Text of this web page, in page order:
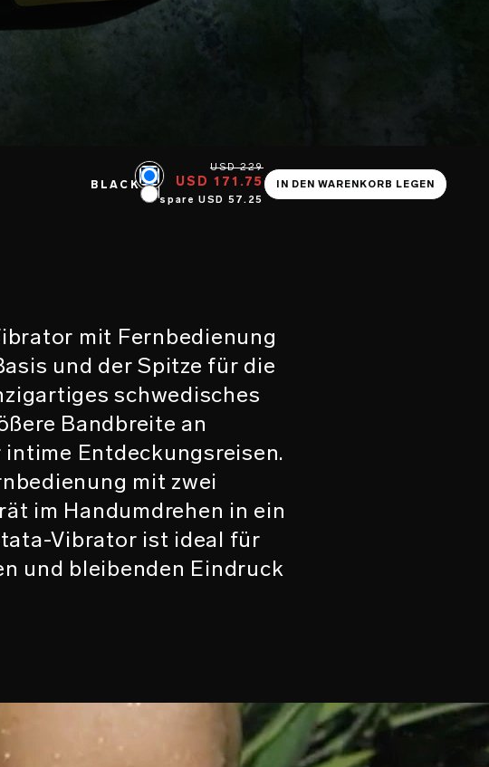
BLACK
Color
Color
USD 229
USD 171.75
spare USD 57.25
IN DEN WARENKORB LEGEN
mit Fernbedienung
und der Spitze für die
schwedisches
Bandbreite an
Entdeckungsreisen.
mit zwei
im Handumdrehen in ein
Vibrator ist ideal für
und bleibenden Eindruck